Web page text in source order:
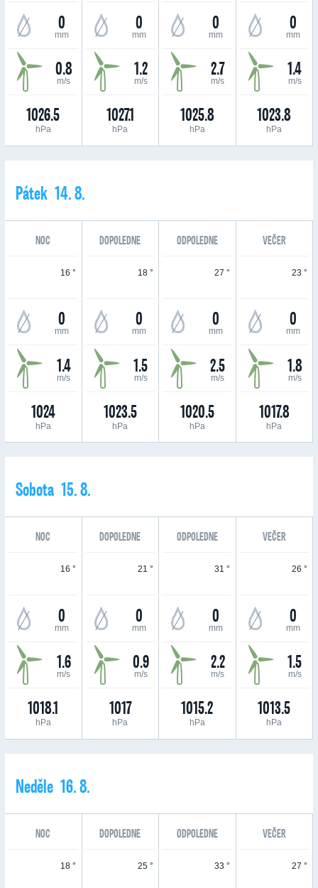
0
mm
0.8
m/s
1026.5
hPa
0
mm
1.2
m/s
1027.1
hPa
0
mm
2.7
m/s
1025.8
hPa
0
mm
1.4
m/s
1023.8
hPa
Pátek 14. 8.
NOC DOPOLEDNE ODPOLEDNE VEČER
16 °
0
mm
1.4
m/s
1024
hPa
18 °
0
mm
1.5
m/s
1023.5
hPa
27 °
0
mm
2.5
m/s
1020.5
hPa
23 °
0
mm
1.8
m/s
1017.8
hPa
Sobota 15. 8.
NOC DOPOLEDNE ODPOLEDNE VEČER
16 °
0
mm
1.6
m/s
1018.1
hPa
21 °
0
mm
0.9
m/s
1017
hPa
31 °
0
mm
2.2
m/s
1015.2
hPa
26 °
0
mm
1.5
m/s
1013.5
hPa
Neděle 16. 8.
NOC DOPOLEDNE ODPOLEDNE VEČER
18 ° 25 ° 33 ° 27 °